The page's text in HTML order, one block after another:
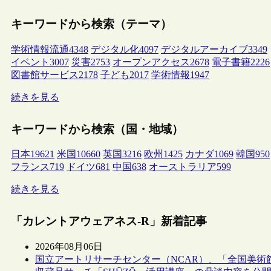
キーワードから検索（テーマ）
学術情報流通4348 デジタル化4097 デジタルアーカイブ3349
イベント 3007 災害2753 オープンアクセス2678 電子書籍2226
図書館サービス2178 子ども2017 学術情報1947
続きを見る
キーワードから検索（国・地域）
日本19621 米国 10660 英国3216 欧州 1425 カナダ1069 韓国950
フランス719 ドイツ681 中国638 オーストラリア599
続きを見る
「カレントアウェアネス-R」新着記事
2026年08月06日
国立アートリサーチセンター（NCAR）、「全国美術